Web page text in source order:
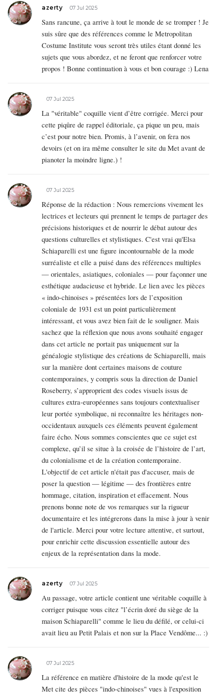
azerty 07 Jul 2025
Sans rancune, ça arrive à tout le monde de se tromper ! Je
suis sûre que des références comme le Metropolitan
Costume Institute vous seront très utiles étant donné les
sujets que vous abordez, et ne feront que renforcer votre
propos ! Bonne continuation à vous et bon courage :) Lena
07 Jul 2025
La "véritable" coquille vient d’être corrigée. Merci pour
cette piqûre de rappel éditoriale, ça pique un peu, mais
c’est pour notre bien. Promis, à l’avenir, on fera nos
devoirs (et on ira même consulter le site du Met avant de
pianoter la moindre ligne.) !
07 Jul 2025
Réponse de la rédaction : Nous remercions vivement les
lectrices et lecteurs qui prennent le temps de partager des
précisions historiques et de nourrir le débat autour des
questions culturelles et stylistiques. C'est vrai qu'Elsa
Schiaparelli est une figure incontournable de la mode
surréaliste et elle a puisé dans des références multiples
— orientales, asiatiques, coloniales — pour façonner une
esthétique audacieuse et hybride. Le lien avec les pièces
« indo-chinoises » présentées lors de l’exposition
coloniale de 1931 est un point particulièrement
intéressant, et vous avez bien fait de le souligner. Mais
sachez que la réflexion que nous avons souhaité engager
dans cet article ne portait pas uniquement sur la
généalogie stylistique des créations de Schiaparelli, mais
sur la manière dont certaines maisons de couture
contemporaines, y compris sous la direction de Daniel
Roseberry, s’approprient des codes visuels issus de
cultures extra-européennes sans toujours contextualiser
leur portée symbolique, ni reconnaître les héritages non-
occidentaux auxquels ces éléments peuvent également
faire écho. Nous sommes conscientes que ce sujet est
complexe, qu’il se situe à la croisée de l’histoire de l’art,
du colonialisme et de la création contemporaine.
L'objectif de cet article n'était pas d'accuser, mais de
poser la question — légitime — des frontières entre
hommage, citation, inspiration et effacement. Nous
prenons bonne note de vos remarques sur la rigueur
documentaire et les intégrerons dans la mise à jour à venir
de l'article. Merci pour votre lecture attentive, et surtout,
pour enrichir cette discussion essentielle autour des
enjeux de la représentation dans la mode.
azerty 07 Jul 2025
Au passage, votre article contient une véritable coquille à
corriger puisque vous citez "l’écrin doré du siège de la
maison Schiaparelli" comme le lieu du défilé, or celui-ci
avait lieu au Petit Palais et non sur la Place Vendôme... :)
07 Jul 2025
La référence en matière d'histoire de la mode qu'est le
Met cite des pièces "indo-chinoises" vues à l'exposition